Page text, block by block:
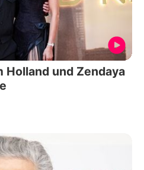
Holland und Zendaya